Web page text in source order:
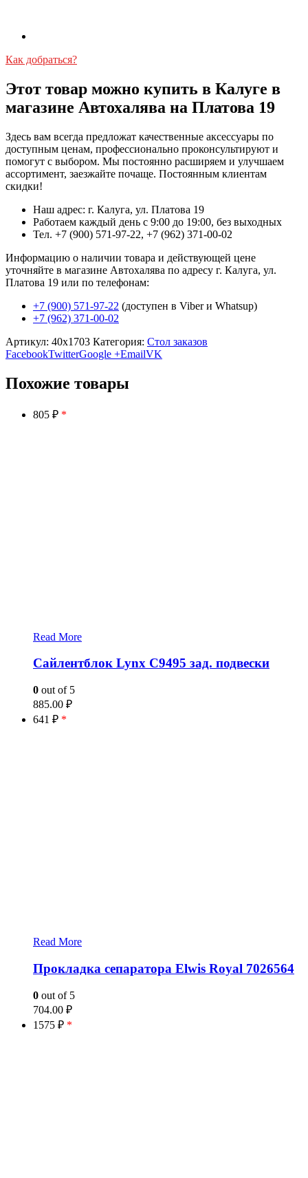
Как добраться?
Этот товар можно купить в Калуге в
магазине Автохалява на Платова 19
Здесь вам всегда предложат качественные аксессуары по
доступным ценам, профессионально проконсультируют и
помогут с выбором. Мы постоянно расширяем и улучшаем
ассортимент, заезжайте почаще. Постоянным клиентам
скидки!
Наш адрес: г. Калуга, ул. Платова 19
Работаем каждый день с 9:00 до 19:00, без выходных
Тел. +7 (900) 571-97-22, +7 (962) 371-00-02
Информацию о наличии товара и действующей цене
уточняйте в магазине Автохалява по адресу г. Калуга, ул.
Платова 19 или по телефонам:
+7 (900) 571-97-22 (доступен в Viber и Whatsup)
+7 (962) 371-00-02
Артикул: 40x1703 Категория: Стол заказов
FacebookTwitterGoogle +EmailVK
Похожие товары
805 ₽ *
Read More
Сайлентблок Lynx C9495 зад. подвески
0 out of 5
885.00 ₽
641 ₽ *
Read More
Прокладка сепаратора Elwis Royal 7026564
0 out of 5
704.00 ₽
1575 ₽ *